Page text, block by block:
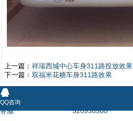
1 2
上一篇： 祥瑞西城中心车身311路投放效果
下一篇： 双福米花糖车身311路效果
󰇇
QQ咨询
客服 526938500